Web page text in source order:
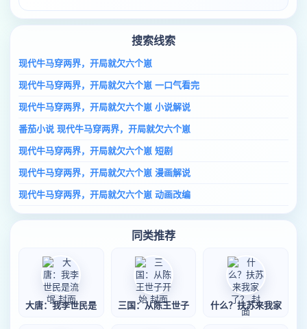
搜索线索
现代牛马穿两界，开局就欠六个崽
现代牛马穿两界，开局就欠六个崽 一口气看完
现代牛马穿两界，开局就欠六个崽 小说解说
番茄小说 现代牛马穿两界，开局就欠六个崽
现代牛马穿两界，开局就欠六个崽 短剧
现代牛马穿两界，开局就欠六个崽 漫画解说
现代牛马穿两界，开局就欠六个崽 动画改编
同类推荐
大唐：我李世民是 三国：从陈王世子 什么？扶苏来我家